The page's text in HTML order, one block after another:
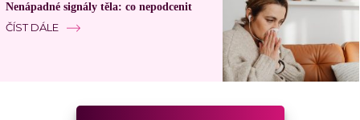
Nenápadné signály těla: co nepodcenit
ČÍST DÁLE